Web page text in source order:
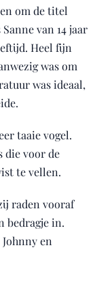
om de titel
van 14 jaar
Heel fijn
was om
was ideaal,
taaie vogel.
die voor de
te vellen.
raden vooraf
bedragje in.
en